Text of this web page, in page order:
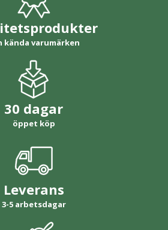
kända varumärken
30 dagar
öppet köp
Leverans
3-5 arbetsdagar